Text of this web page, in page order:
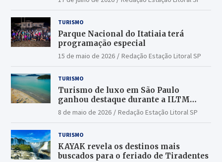
TURISMO
Parque Nacional do Itatiaia terá
programação especial
15 de maio de 2026 Redação Estação Litoral SP
TURISMO
Turismo de luxo em São Paulo
ganhou destaque durante a ILTM
Latin America 2026
8 de maio de 2026 Redação Estação Litoral SP
TURISMO
KAYAK revela os destinos mais
buscados para o feriado de Tiradentes